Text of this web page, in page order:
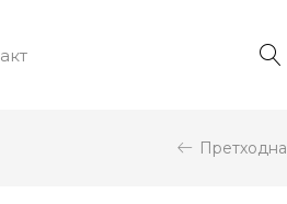
Претходна